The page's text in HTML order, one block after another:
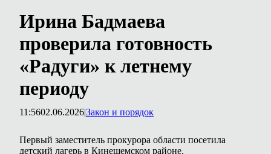
Ирина Бадмаева
проверила готовность
«Радуги» к летнему
периоду
11:5602.06.2026|Закон и порядок
Первый заместитель прокурора области посетила
детский лагерь в Кинешемском районе.